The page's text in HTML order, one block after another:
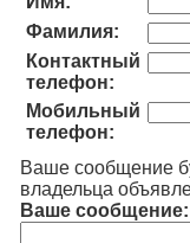
Фамилия:
Контактный
телефон:
Мобильный
телефон:
Ваше сообщение
владельца
Ваше сообщение: